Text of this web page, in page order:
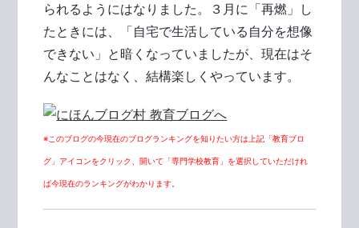
られるようにはなりました。３月に「再燃」し
たときには、「自宅で生活している自分を想像
できない」と暗くなっていましたが、現在はそ
んなことはなく、結構楽しくやっています。
※このブログの今現在のブログランキングを知りたい方は上記「教育ブロ
グ」アイコンをクリック、開いて「専門学校教育」を選択していただけれ
ば今現在のランキングがわかります。